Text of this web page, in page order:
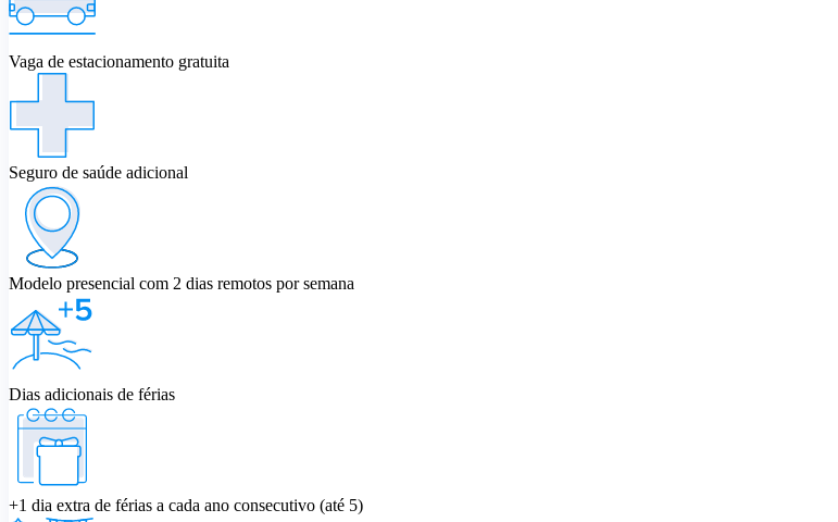
Vaga de estacionamento gratuita
Seguro de saúde adicional
Modelo presencial com 2 dias remotos por semana
Dias adicionais de férias
+1 dia extra de férias a cada ano consecutivo (até 5)